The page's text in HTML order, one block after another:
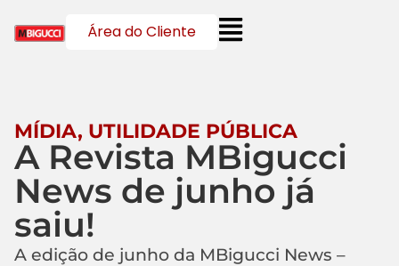
Área do Cliente
MÍDIA, UTILIDADE PÚBLICA
A Revista MBigucci
News de junho já
saiu!
A edição de junho da MBigucci News –